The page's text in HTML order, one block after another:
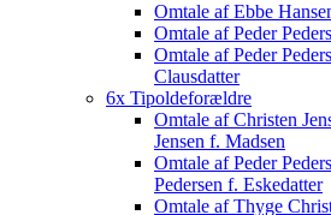
Omtale af Ebbe
Omtale af Peder
Omtale af Peder
Clausdatter
6x Tipoldeforældre
Omtale af Christen
Jensen f. Madsen
Omtale af Peder
Pedersen f. Eskedatter
Omtale af Thyge